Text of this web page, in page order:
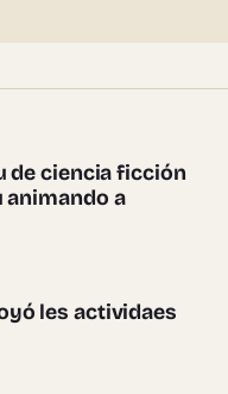
de ciencia ficción
animando a
les actividaes